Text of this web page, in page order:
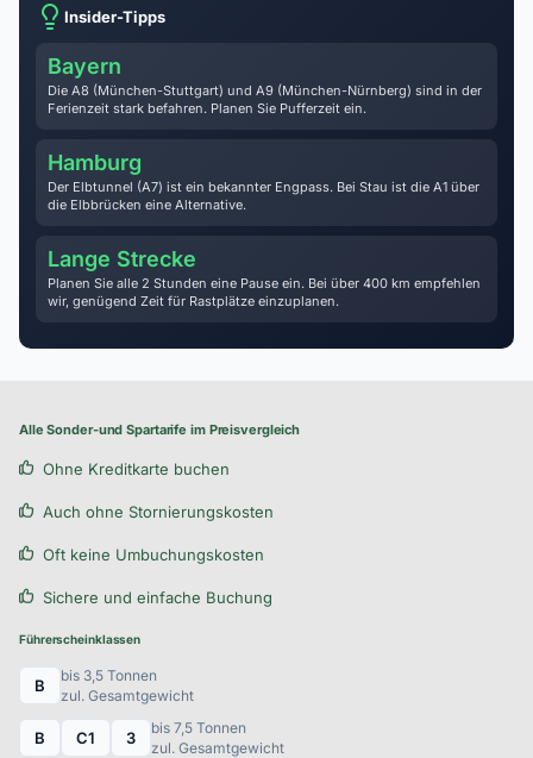
Insider-Tipps
Bayern
Die A8 (München-Stuttgart) und A9 (München-Nürnberg) sind in der
Ferienzeit stark befahren. Planen Sie Pufferzeit ein.
Hamburg
Der Elbtunnel (A7) ist ein bekannter Engpass. Bei Stau ist die A1 über
die Elbbrücken eine Alternative.
Lange Strecke
Planen Sie alle 2 Stunden eine Pause ein. Bei über 400 km empfehlen
wir, genügend Zeit für Rastplätze einzuplanen.
Alle Sonder-und Spartarife im Preisvergleich
Ohne Kreditkarte buchen
Auch ohne Stornierungskosten
Oft keine Umbuchungskosten
Sichere und einfache Buchung
Führerscheinklassen
B
bis 3,5 Tonnen
zul. Gesamtgewicht
B C1 3
bis 7,5 Tonnen
zul. Gesamtgewicht